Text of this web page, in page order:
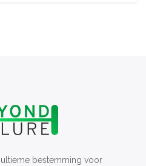
bestemming voor